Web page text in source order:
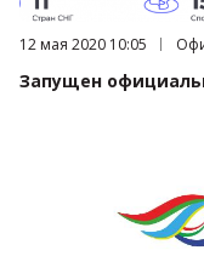
Дата публикации:
12 мая 2020 10:05
Запущен